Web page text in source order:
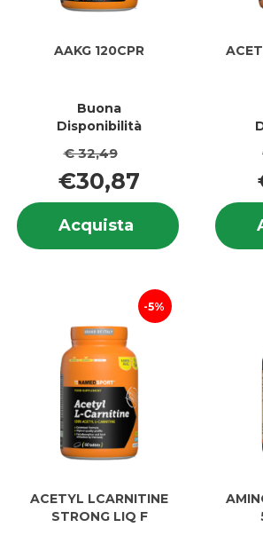
AAKG 120CPR
Buona
Disponibilità
€ 32,49
€30,87
Acquista
Acquista AAKG
120CPR al
Informazioni
su AAKG
120CPR
ACETYL LCARNITINE
STRONG LIQ F
5%